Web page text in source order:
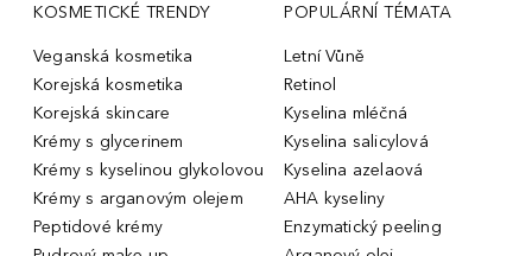
KOSMETICKÉ TRENDY
Veganská kosmetika
Korejská kosmetika
Korejská skincare
Krémy s glycerinem
Krémy s kyselinou glykolovou
Krémy s arganovým olejem
Peptidové krémy
POPULÁRNÍ TÉMATA
Letní Vůně
Retinol
Kyselina mléčná
Kyselina salicylová
Kyselina azelaová
AHA kyseliny
Enzymatický peeling